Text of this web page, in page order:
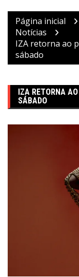
Página inicial
Notícias
IZA retorna ao
sábado
IZA RETORNA
SÁBADO